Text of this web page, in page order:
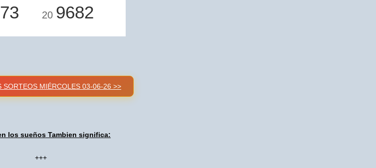
20 9682
SORTEOS MIÉRCOLES 03-06-26 >>
los sueños Tambien significa:
+++